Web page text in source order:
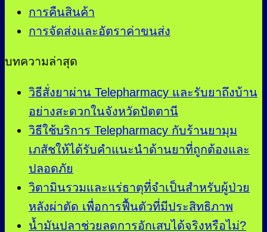
การคืนสินค้า
การจัดส่งและอัตราค่าขนส่ง
บทความล่าสุด
วิธีสั่งยาผ่าน Telepharmacy และรับยาถึงบ้าน
อย่างสะดวกในจังหวัดปัตตานี
วิธีใช้บริการ Telepharmacy กับร้านยามุม
เภสัชให้ได้รับคำแนะนำด้านยาที่ถูกต้องและ
ปลอดภัย
วิตามินรวมและแร่ธาตุที่จำเป็นสำหรับผู้ป่วย
หลังผ่าตัด เพื่อการฟื้นตัวที่มีประสิทธิภาพ
น้ำมันปลาช่วยลดการอักเสบได้จริงหรือไม่?